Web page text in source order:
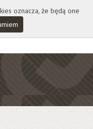
oznacza, że będą one